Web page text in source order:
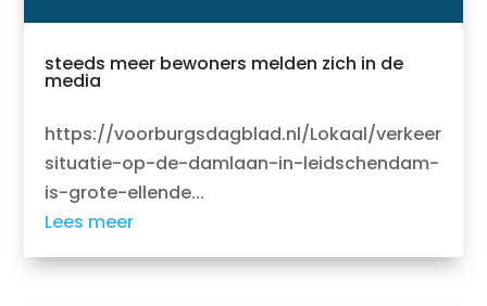
steeds meer bewoners melden zich in de
media
https://voorburgsdagblad.nl/Lokaal/verkeer
situatie-op-de-damlaan-in-leidschendam-
is-grote-ellende...
Lees meer